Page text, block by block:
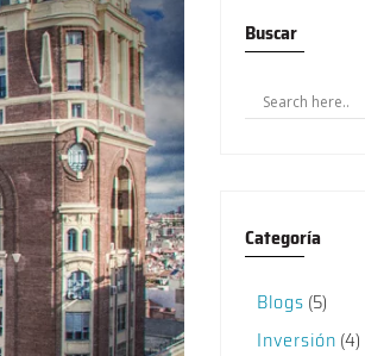
Buscar
Categoría
Blogs (5)
Inversión (4)